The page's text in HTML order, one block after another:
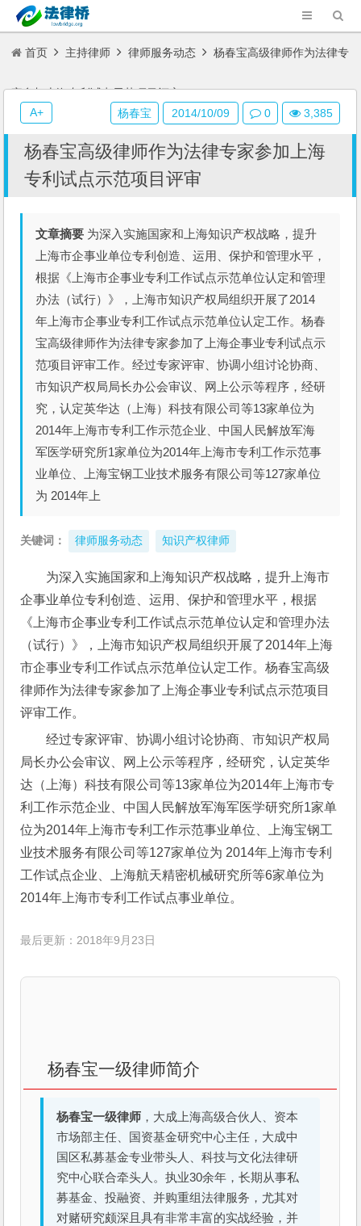
首页 主持律师 律师服务动态 杨春宝高级律师作为法律专
家参加上海专利试点示范项目评审
杨春宝高级律师作为法律专家参加上海
专利试点示范项目评审
文章摘要 为深入实施国家和上海知识产权战略，提升
上海市企事业单位专利创造、运用、保护和管理水平，
根据《上海市企事业专利工作试点示范单位认定和管理
办法（试行）》，上海市知识产权局组织开展了2014
年上海市企事业专利工作试点示范单位认定工作。杨春
宝高级律师作为法律专家参加了上海企事业专利试点示
范项目评审工作。经过专家评审、协调小组讨论协商、
市知识产权局局长办公会审议、网上公示等程序，经研
究，认定英华达（上海）科技有限公司等13家单位为
2014年上海市专利工作示范企业、中国人民解放军海
军医学研究所1家单位为2014年上海市专利工作示范事
业单位、上海宝钢工业技术服务有限公司等127家单位
为 2014年上
关键词： 律师服务动态 知识产权律师
为深入实施国家和上海知识产权战略，提升上海市
企事业单位专利创造、运用、保护和管理水平，根据
《上海市企事业专利工作试点示范单位认定和管理办法
（试行）》，上海市知识产权局组织开展了2014年上海
市企事业专利工作试点示范单位认定工作。杨春宝高级
律师作为法律专家参加了上海企事业专利试点示范项目
评审工作。
经过专家评审、协调小组讨论协商、市知识产权局
局长办公会审议、网上公示等程序，经研究，认定英华
达（上海）科技有限公司等13家单位为2014年上海市专
利工作示范企业、中国人民解放军海军医学研究所1家单
位为2014年上海市专利工作示范事业单位、上海宝钢工
业技术服务有限公司等127家单位为 2014年上海市专利
工作试点企业、上海航天精密机械研究所等6家单位为
2014年上海市专利工作试点事业单位。
最后更新：2018年9月23日
杨春宝一级律师简介
杨春宝一级律师 ，大成上海高级合伙人、资本
市场部主任、国资基金研究中心主任，大成中
国区私募基金专业带头人、科技与文化法律研
究中心联合牵头人。执业30余年，长期从事私
募基金、投融资、并购重组法律服务，尤其对
对赌研究颇深且具有非常丰富的实战经验，并
杨春宝 2014/10/09 0 3,385
A+